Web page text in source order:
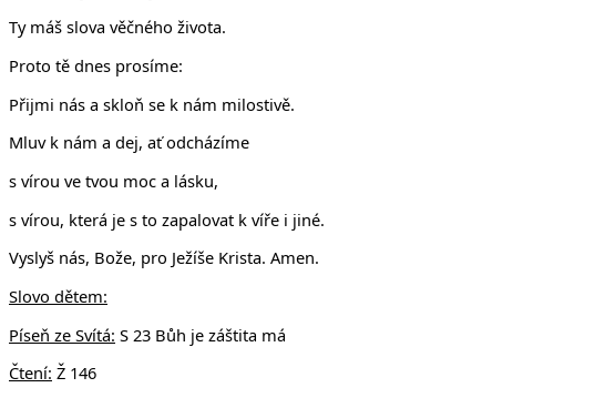
Ty máš slova věčného života.
Proto tě dnes prosíme:
Přijmi nás a skloň se k nám milostivě.
Mluv k nám a dej, ať odcházíme
s vírou ve tvou moc a lásku,
s vírou, která je s to zapalovat k víře i jiné.
Vyslyš nás, Bože, pro Ježíše Krista. Amen.
Slovo dětem:
Píseň ze Svítá: S 23 Bůh je záštita má
Čtení: Ž 146